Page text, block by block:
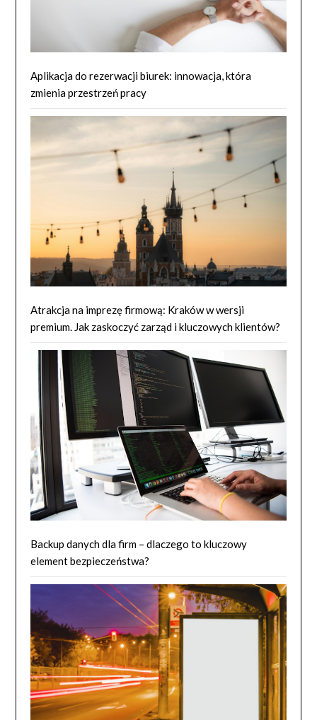
Aplikacja do rezerwacji biurek: innowacja, która
zmienia przestrzeń pracy
Atrakcja na imprezę firmową: Kraków w wersji
premium. Jak zaskoczyć zarząd i kluczowych klientów?
Backup danych dla firm – dlaczego to kluczowy
element bezpieczeństwa?